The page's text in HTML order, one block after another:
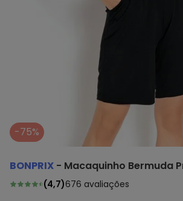
-75%
BONPRIX - Macaquinho Bermuda
(4,7)676 avaliações